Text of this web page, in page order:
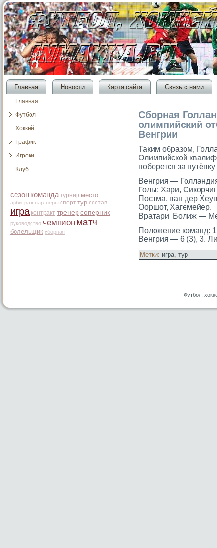
Главная Новости Карта сайта Связь с нами
Главная
Футбол
Хоккей
График
Игроки
Клуб
сезон команда турнир место
арбитраж партнеры спорт тур состав
игра контракт тренер соперник
руководство чемпион матч
болельщик сборная
Сборная
олимпийский
Венгрии
Таким образом,
Олимпийской
поборется за
Венгрия —
Голы: Хари,
Постма, ван дер
Ооршот, Хагемейер.
Вратари: Болиж —
Положение команд:
Венгрия — 6 (3), 3.
Метки: игра, тур
Футбол,